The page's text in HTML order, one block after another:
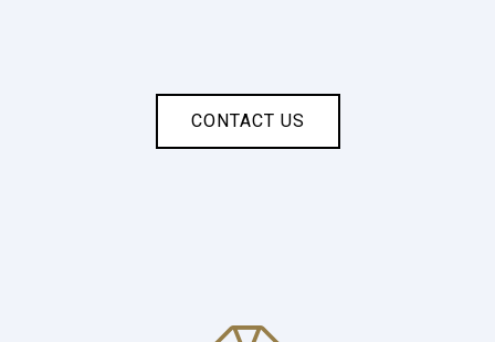
CONTACT US